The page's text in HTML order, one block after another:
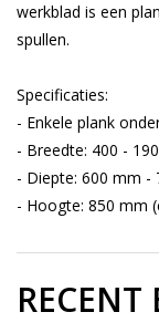
werkblad is een
spullen.
Specificaties:
- Enkele plank
- Breedte: 400 -
- Diepte: 600 mm -
- Hoogte: 850 mm
RECENT